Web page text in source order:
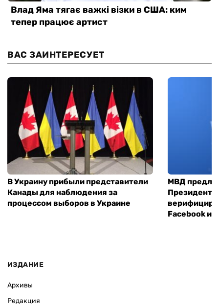
ВАС ЗАИНТЕРЕСУЕТ
В Украину прибыли представители
Канады для наблюдения за
процессом выборов в Украине
МВД
Facebook и
ИЗДАНИЕ
Архивы
Редакция